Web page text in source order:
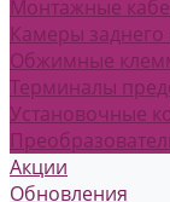
Монтажные
Камеры заднего
Обжимные
Терминалы
Установочные
Акции
Обновления